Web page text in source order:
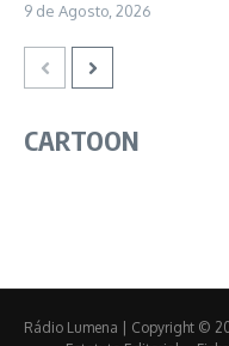
9 de Agosto, 2026
CARTOON
Rádio Lumena | Copyright ©